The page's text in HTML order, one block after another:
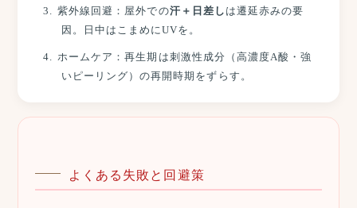
紫外線回避：屋外での汗＋日差し は遷延赤みの要
因。日中はこまめにUVを。
ホームケア：再生期は刺激性成分（高濃度A酸・強
いピーリング）の再開時期をずらす。
よくある失敗と回避策